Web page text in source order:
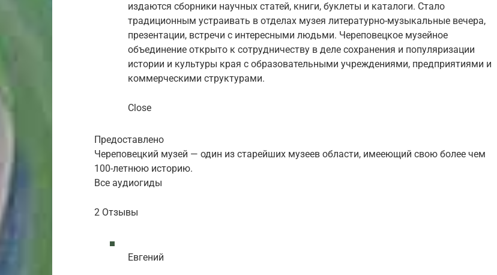
издаются сборники научных статей, книги, буклеты и каталоги. Стало
традиционным устраивать в отделах музея литературно-музыкальные вечера,
презентации, встречи с интересными людьми. Череповецкое музейное
объединение открыто к сотрудничеству в деле сохранения и популяризации
истории и культуры края с образовательными учреждениями, предприятиями и
коммерческими структурами.
Close
Предоставлено
Череповецкий музей — один из старейших музеев области, имееющий свою более чем
100-летнюю историю.
Все аудиогиды
2 Отзывы
Евгений